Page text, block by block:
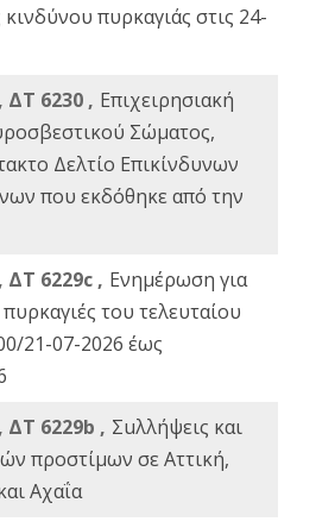
πυρκαγιάς στις 24-
ΔΤ 6230 , Επιχειρησιακή
Σώματος,
Δελτίο Επικίνδυνων
που εκδόθηκε από την
ΔΤ 6229c , Ενημέρωση για
του τελευταίου
21-07-2026 έως
ΔΤ 6229b , Σuλλήψεις και
προστίμων σε Αττική,
Αχαΐα